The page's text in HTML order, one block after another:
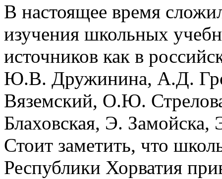
В настоящее время
изучения школьных
источников как в
Ю.В. Дружинина, А.Д.
Вяземский, О.Ю.
Блаховская, Э.
Стоит заметить, что
Республики Хорватия